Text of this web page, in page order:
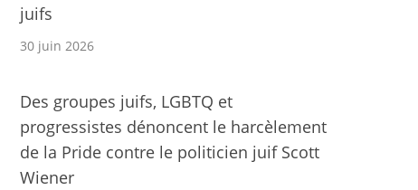
juifs
30 juin 2026
Des groupes juifs, LGBTQ et
progressistes dénoncent le harcèlement
de la Pride contre le politicien juif Scott
Wiener